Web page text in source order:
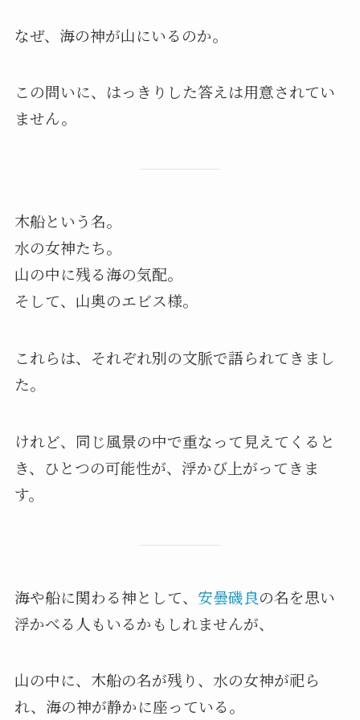
なぜ、海の神が山にいるのか。
この問いに、はっきりした答えは用意されてい
ません。
木船という名。
水の女神たち。
山の中に残る海の気配。
そして、山奥のエビス様。
これらは、それぞれ別の文脈で語られてきまし
た。
けれど、同じ風景の中で重なって見えてくると
き、ひとつの可能性が、浮かび上がってきま
す。
海や船に関わる神として、 安曇磯良の名を思い
浮かべる人もいるかもしれませんが、
山の中に、木船の名が残り、水の女神が祀ら
れ、海の神が静かに座っている。